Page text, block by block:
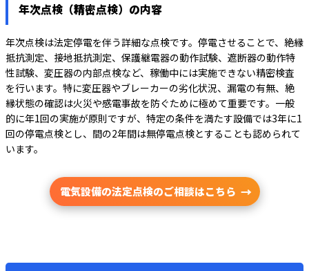
年次点検（精密点検）の内容
年次点検は法定停電を伴う詳細な点検です。停電させることで、絶縁
抵抗測定、接地抵抗測定、保護継電器の動作試験、遮断器の動作特
性試験、変圧器の内部点検など、稼働中には実施できない精密検査
を行います。特に変圧器やブレーカーの劣化状況、漏電の有無、絶
縁状態の確認は火災や感電事故を防ぐために極めて重要です。一般
的に年1回の実施が原則ですが、特定の条件を満たす設備では3年に1
回の停電点検とし、間の2年間は無停電点検とすることも認められて
います。
電気設備の法定点検のご相談はこちら